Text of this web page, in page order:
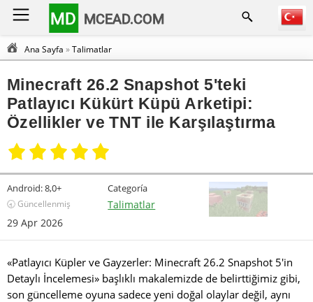
MD MCEAD.COM
Ana Sayfa »Talimatlar
Minecraft 26.2 Snapshot 5'teki
Patlayıcı Kükürt Küpü Arketipi:
Özellikler ve TNT ile Karşılaştırma
Android:8,0+
🕣 Güncellenmiş
29 Apr 2026
Categoría
Talimatlar
«Patlayıcı Küpler ve Gayzerler: Minecraft 26.2 Snapshot 5'in
Detaylı İncelemesi» başlıklı makalemizde de belirttiğimiz gibi,
son güncelleme oyuna sadece yeni doğal olaylar değil, aynı